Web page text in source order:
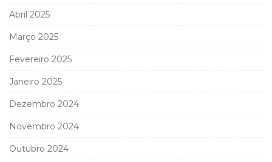
Abril 2025
Março 2025
Fevereiro 2025
Janeiro 2025
Dezembro 2024
Novembro 2024
Outubro 2024